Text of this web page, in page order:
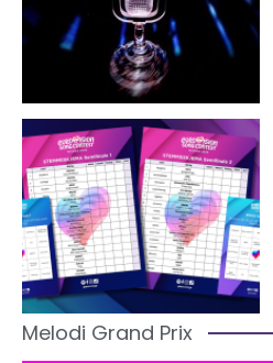
Melodi Grand Prix